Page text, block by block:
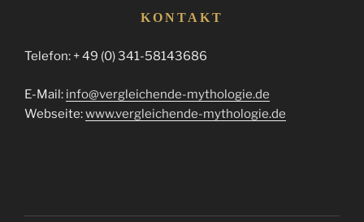
KONTAKT
Telefon: + 49 (0) 341-58143686
E-Mail: info@vergleichende-mythologie.de
Webseite:www.vergleichende-mythologie.de